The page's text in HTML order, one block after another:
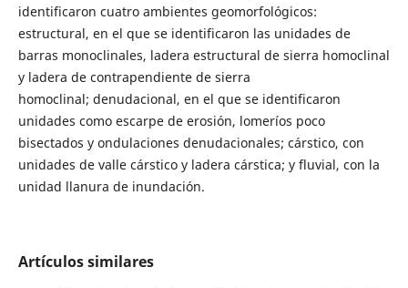
identificaron cuatro ambientes geomorfológicos:
estructural, en el que se identificaron las unidades de
barras monoclinales, ladera estructural de sierra homoclinal
y ladera de contrapendiente de sierra
homoclinal; denudacional, en el que se identificaron
unidades como escarpe de erosión, lomeríos poco
bisectados y ondulaciones denudacionales; cárstico, con
unidades de valle cárstico y ladera cárstica; y fluvial, con la
unidad llanura de inundación.
Artículos similares